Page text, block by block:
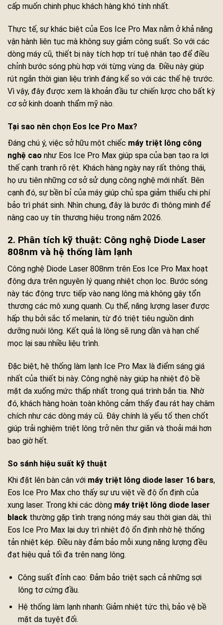
cấp muốn chinh phục khách hàng khó tính nhất.
Thực tế, sự khác biệt của Eos Ice Pro Max nằm ở khả năng
vận hành liên tục mà không suy giảm công suất. So với các
dòng máy cũ, thiết bị này tích hợp trí tuệ nhân tạo để điều
chỉnh bước sóng phù hợp với từng vùng da. Điều này giúp
rút ngắn thời gian liệu trình đáng kể so với các thế hệ trước.
Vì vậy, đây được xem là khoản đầu tư chiến lược cho bất kỳ
cơ sở kinh doanh thẩm mỹ nào.
Tại sao nên chọn Eos Ice Pro Max?
Đáng chú ý, việc sở hữu một chiếc máy triệt lông công
nghệ cao như Eos Ice Pro Max giúp spa của bạn tạo ra lợi
thế cạnh tranh rõ rệt. Khách hàng ngày nay rất thông thái,
họ ưu tiên những cơ sở sử dụng công nghệ mới nhất. Bên
cạnh đó, sự bền bỉ của máy giúp chủ spa giảm thiểu chi phí
bảo trì phát sinh. Nhìn chung, đây là bước đi thông minh để
nâng cao uy tín thương hiệu trong năm 2026.
2. Phân tích kỹ thuật: Công nghệ Diode Laser
808nm và hệ thống làm lạnh
Công nghệ Diode Laser 808nm trên Eos Ice Pro Max hoạt
động dựa trên nguyên lý quang nhiệt chọn lọc. Bước sóng
này tác động trực tiếp vào nang lông mà không gây tổn
thương các mô xung quanh. Cụ thể, năng lượng laser được
hấp thụ bởi sắc tố melanin, từ đó triệt tiêu nguồn dinh
dưỡng nuôi lông. Kết quả là lông sẽ rụng dần và hạn chế
mọc lại sau nhiều liệu trình.
Đặc biệt, hệ thống làm lạnh Ice Pro Max là điểm sáng giá
nhất của thiết bị này. Công nghệ này giúp hạ nhiệt độ bề
mặt da xuống mức thấp nhất trong quá trình bắn tia. Nhờ
đó, khách hàng hoàn toàn không cảm thấy đau rát hay châm
chích như các dòng máy cũ. Đây chính là yếu tố then chốt
giúp trải nghiệm triệt lông trở nên thư giãn và thoải mái hơn
bao giờ hết.
So sánh hiệu suất kỹ thuật
Khi đặt lên bàn cân với máy triệt lông diode laser 16 bars,
Eos Ice Pro Max cho thấy sự ưu việt về độ ổn định của
xung laser. Trong khi các dòng máy triệt lông diode laser
black thường gặp tình trạng nóng máy sau thời gian dài, thì
Eos Ice Pro Max lại duy trì nhiệt độ ổn định nhờ hệ thống
tản nhiệt kép. Điều này đảm bảo mỗi xung năng lượng đều
đạt hiệu quả tối đa trên nang lông.
Công suất đỉnh cao: Đảm bảo triệt sạch cả những sợi
lông tơ cứng đầu.
Hệ thống làm lạnh nhanh: Giảm nhiệt tức thì, bảo vệ bề
mặt da tuyệt đối.